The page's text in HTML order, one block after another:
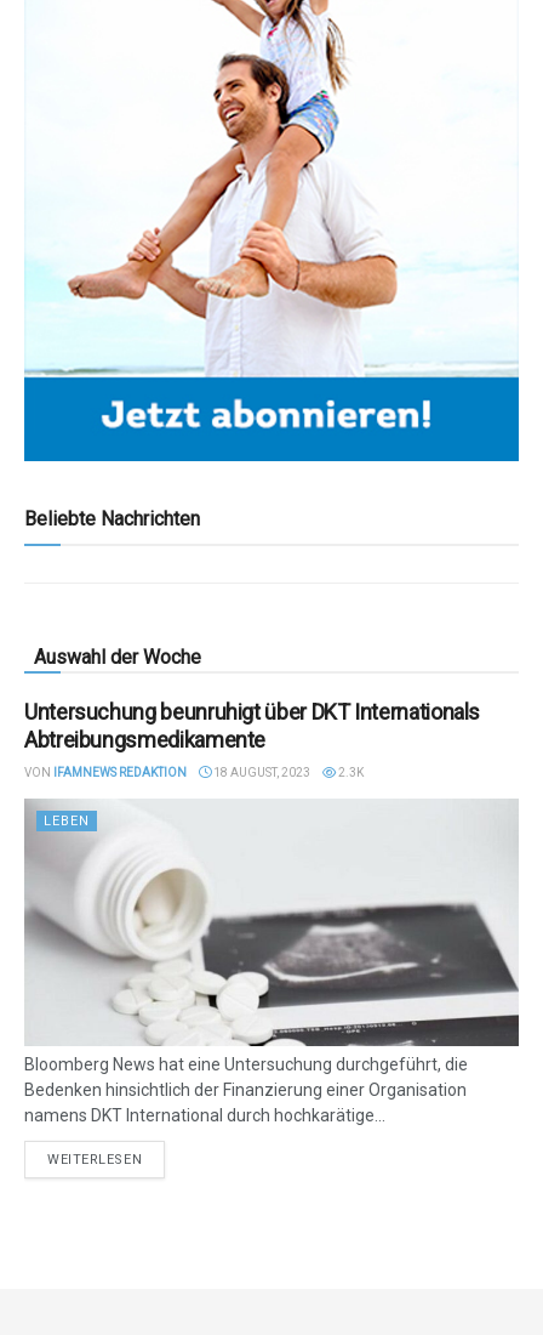
Beliebte Nachrichten
Auswahl der Woche
Untersuchung beunruhigt über DKT Internationals
Abtreibungsmedikamente
VON IFAMNEWS REDAKTION 18 AUGUST, 2023 2.3K
LEBEN
Bloomberg News hat eine Untersuchung durchgeführt, die
Bedenken hinsichtlich der Finanzierung einer Organisation
namens DKT International durch hochkarätige...
WEITERLESEN